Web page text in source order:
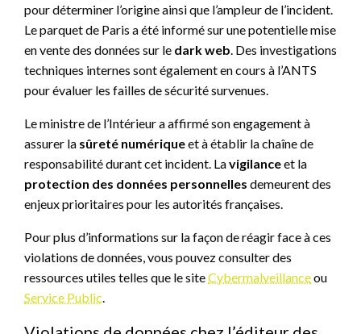
pour déterminer l’origine ainsi que l’ampleur de l’incident.
Le parquet de Paris a été informé sur une potentielle mise
en vente des données sur le dark web. Des investigations
techniques internes sont également en cours à l’ANTS
pour évaluer les failles de sécurité survenues.
Le ministre de l’Intérieur a affirmé son engagement à
assurer la sûreté numériqueet à établir la chaîne de
responsabilité durant cet incident. Lavigilanceet la
protection des données personnelles demeurent des
enjeux prioritaires pour les autorités françaises.
Pour plus d’informations sur la façon de réagir face à ces
violations de données, vous pouvez consulter des
ressources utiles telles que le siteCybermalveillanceou
Service Public.